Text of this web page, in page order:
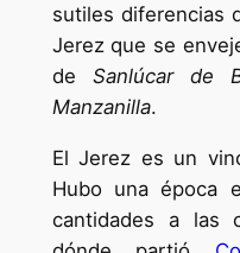
sutiles diferencias
Jerez que se
de Sanlúcar de
Manzanilla.
El Jerez es un
Hubo una época
cantidades a las